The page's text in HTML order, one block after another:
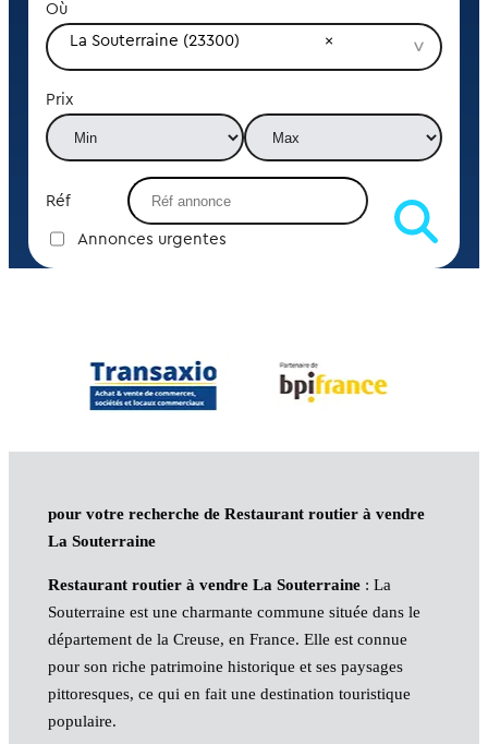
Où
La Souterraine (23300)
Prix
Réf
Annonces urgentes
pour votre recherche de Restaurant routier à vendre
La Souterraine
Restaurant routier à vendre La Souterraine: La
Souterraine est une charmante commune située dans le
département de la Creuse, en France. Elle est connue
pour son riche patrimoine historique et ses paysages
pittoresques, ce qui en fait une destination touristique
populaire.